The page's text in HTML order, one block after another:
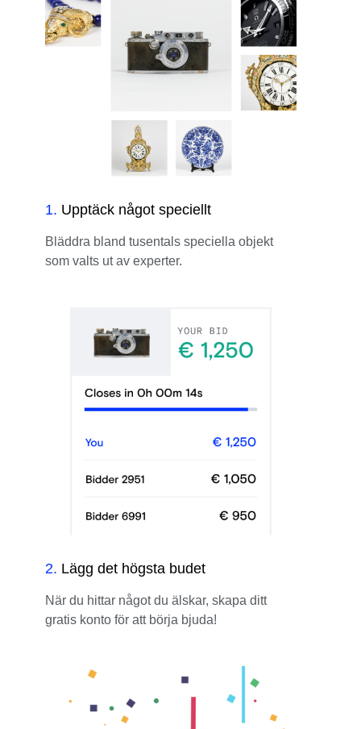
1. Upptäck något speciellt
Bläddra bland tusentals speciella objekt
som valts ut av experter.
2. Lägg det högsta budet
När du hittar något du älskar, skapa ditt
gratis konto för att börja bjuda!